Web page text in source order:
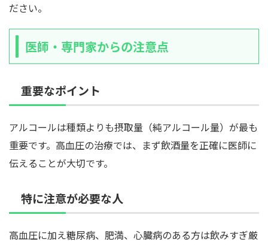
ださい。
医師・専門家からの注意点
重要なポイント
アルコールは種類よりも摂取量（純アルコール量）が最も
重要です。高血圧の治療では、まず飲酒量を正確に医師に
伝えることが大切です。
特に注意が必要な人
高血圧に加え糖尿病、肥満、心臓病のある方は飲みすぎ厳